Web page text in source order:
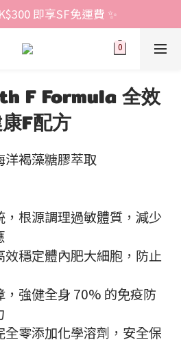
即享SF免運費 ✨
F Formula 全效
F配方
洋褐藻糖膠萃取
根源調理過敏體質，減少
穩定體內肥大細胞，防止
強健全身 70% 的免疫防
零添加化學溶劑，安全保